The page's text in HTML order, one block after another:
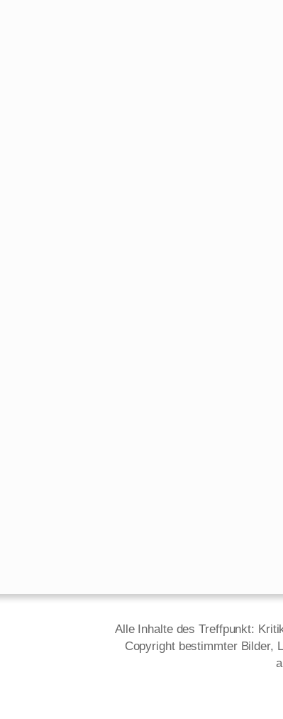
Alle Inhalte des Treffpunkt:
Copyright bestimmter Bilder,